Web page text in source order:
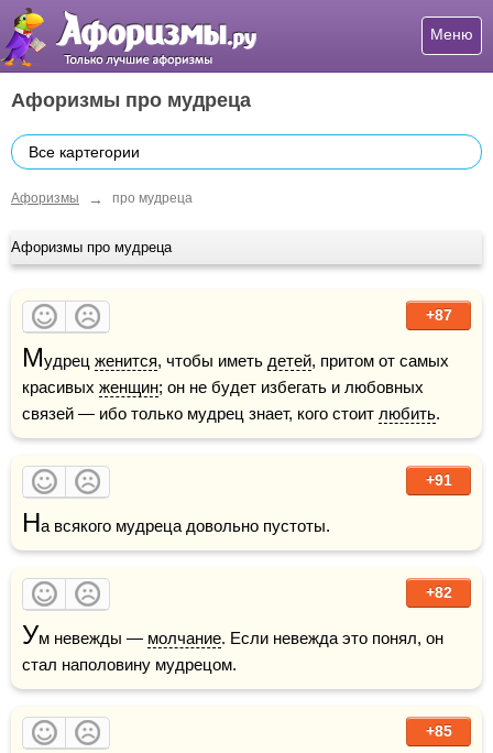
Меню
Афоризмы про мудреца
Все картегории
Афоризмы → про мудреца
Афоризмы про мудреца
+87
Мудрец женится, чтобы иметь детей, притом от самых
красивых женщин; он не будет избегать и любовных
связей — ибо только мудрец знает, кого стоит любить.
+91
На всякого мудреца довольно пустоты.
+82
Ум невежды — молчание. Если невежда это понял, он
стал наполовину мудрецом.
+85